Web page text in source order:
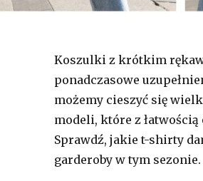
Koszulki z krótkim
ponadczasowe
możemy cieszyć się
modeli, które z
Sprawdź, jakie t-shirty
garderoby w tym sezonie.